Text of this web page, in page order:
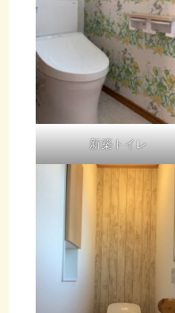
新築トイレ